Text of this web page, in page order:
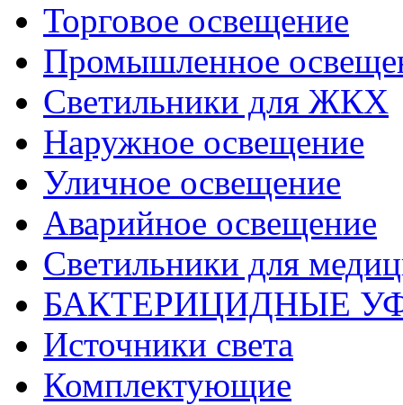
Торговое освещение
Промышленное
Светильники для ЖКХ
Наружное освещение
Уличное освещение
Аварийное освещение
Светильники для
БАКТЕРИЦИДНЫЕ
Источники света
Комплектующие